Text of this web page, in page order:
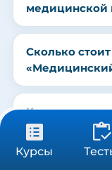
Курсы
медицинской
Сколько
Какие
на курс
от 3 900 ₽
144 ч